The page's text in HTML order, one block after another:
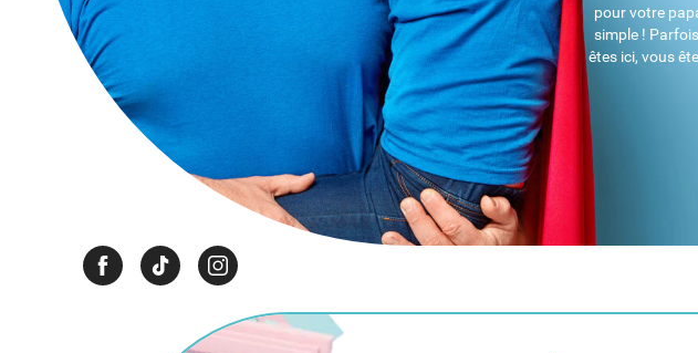
pour votre
simple !
êtes ici, vous